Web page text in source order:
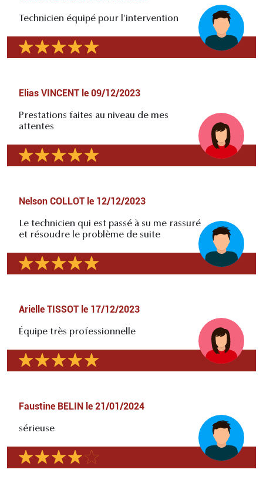
Technicien équipé pour l'intervention
Elias VINCENT le 09/12/2023
Prestations faites au niveau de mes
attentes
Nelson COLLOT le 12/12/2023
Le technicien qui est passé à su me rassuré
et résoudre le problème de suite
Arielle TISSOT le 17/12/2023
Équipe très professionnelle
Faustine BELIN le 21/01/2024
sérieuse